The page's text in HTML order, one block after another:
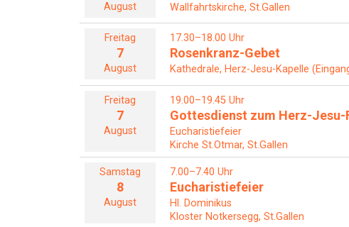
August Wallfahrtskirche, St.Gallen
Freitag
7
August
17.30–18.00 Uhr
Rosenkranz-Gebet
Kathedrale, Herz-Jesu-Kapelle
Freitag
7
August
19.00–19.45 Uhr
Gottesdienst zum Herz-Jesu-
Eucharistiefeier
Kirche St.Otmar, St.Gallen
Samstag
8
August
7.00–7.40 Uhr
Eucharistiefeier
Hl. Dominikus
Kloster Notkersegg, St.Gallen